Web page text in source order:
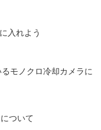
入れよう
モノクロ冷却カメラに
ついて